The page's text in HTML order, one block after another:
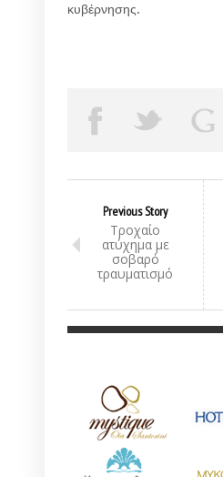
κυβέρνησης.
Previous Story
Τροχαίο
ατύχημα με
σοβαρό
τραυματισμό